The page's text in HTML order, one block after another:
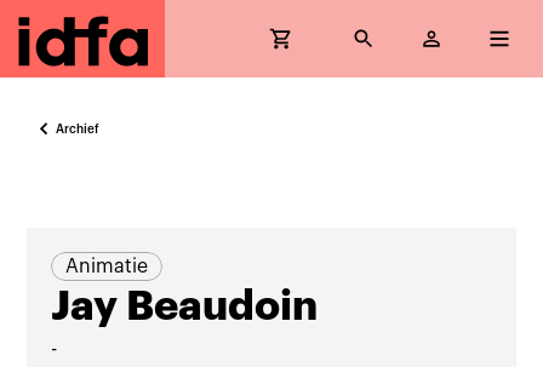
Archief
Animatie
Jay Beaudoin
-